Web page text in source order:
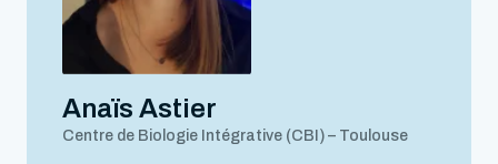
Anaïs Astier
Centre de Biologie Intégrative (CBI) – Toulouse